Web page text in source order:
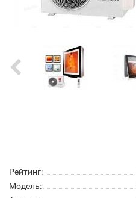
Рейтинг:
Модель: